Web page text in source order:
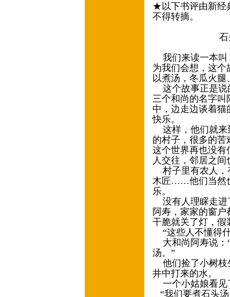
★以下书评由新经
不得转摘。
石头
——梅
我们来读一本叫
为我们会想，这
以煮汤，冬瓜火
这个故事正是说
三个和尚的名字叫
中，边走边谈着
快乐。
这样，他们就来
的村子，很多的
这个世界再也没有
人交往，邻居之
村子里有农人，
木匠……他们当然
乐。
没有人理睬走进
阿寿，家家的窗
干脆就关了灯，
“这些人不懂得
大和尚阿寿说：
汤。”
他们捡了小树枝
井中打来的水。
一个小姑娘看见
“我们要煮石头